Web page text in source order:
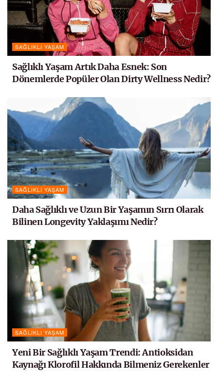
SAĞLIKLI YAŞAM
Sağlıklı Yaşam Artık Daha Esnek: Son
Dönemlerde Popüler Olan Dirty Wellness Nedir?
SAĞLIKLI YAŞAM
Daha Sağlıklı ve Uzun Bir Yaşamın Sırrı Olarak
Bilinen Longevity Yaklaşımı Nedir?
SAĞLIKLI YAŞAM
Yeni Bir Sağlıklı Yaşam Trendi: Antioksidan
Kaynağı Klorofil Hakkında Bilmeniz Gerekenler